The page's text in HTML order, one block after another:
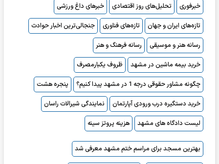
خبرفوری تحلیل‌های روز اقتصادی
خبرهای داغ ورزشی
تازه‌های ایران و جهان
تازه‌های فناوری
جنجالی‌ترین اخبار حوادث
رسانه هنر و موسیقی
رسانه فرهنگ و هنر
خرید بیمه ماشین در مشهد
ظروف یکبارمصرف
چگونه مشاور حقوقی درجه 1 در مشهد پیدا کنیم؟
پنجره هشت
خرید دستگیره درب ورودی آپارتمان
نمایندگی شیرالات راسان
لیست دادگاه های مشهد
هزینه پروتز سینه
بهترین مسجد برای مراسم ختم مشهد معرفی شد